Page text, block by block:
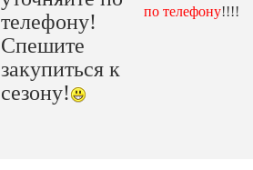
телефону!
Спешите
закупиться к
сезону!
по телефону!!!!